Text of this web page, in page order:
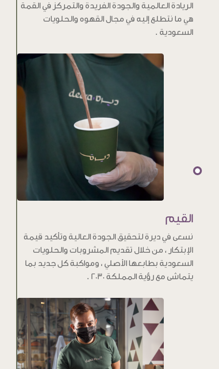
الريادة العالمية والجودة الفريدة والتمركز في القمة
هي ما نتطلع إليه في مجال القهوه والحلويات
السعودية .
القيم
نسعى في ديرة لتحقيق الجودة العالية وتأكيد قيمة
الإبتكار ، من خلال تقديم المشروبات والحلويات
السعودية بطابعها الأصلي ، ومواكبة كل جديد بما
يتماشى مع رؤية المملكة 2030 .